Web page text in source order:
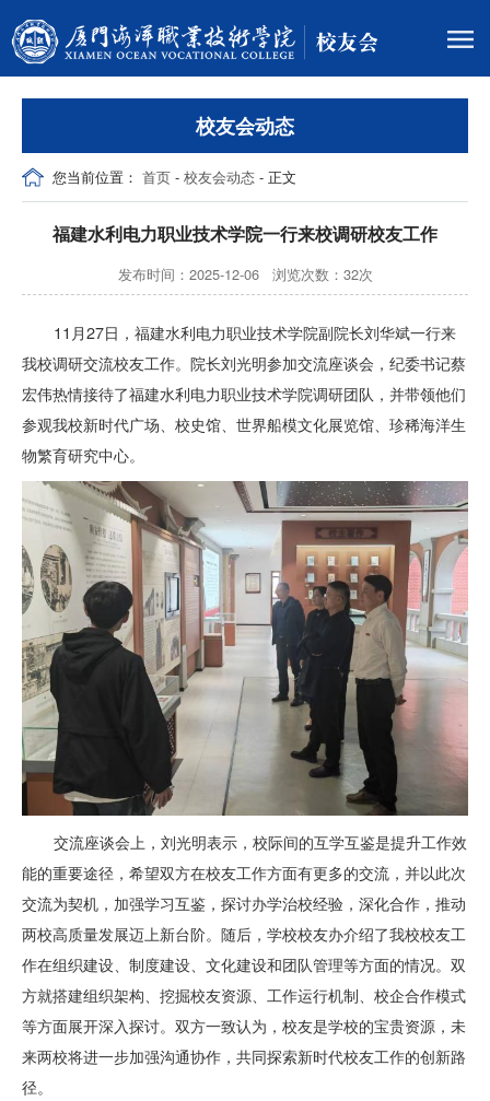
校友会动态
您当前位置： 首页 - 校友会动态 - 正文
福建水利电力职业技术学院一行来校调研校友工作
发布时间：2025-12-06 浏览次数： 32次
11月27日，福建水利电力职业技术学院副院长刘华斌一行来
我校调研交流校友工作。院长刘光明参加交流座谈会，纪委书记蔡
宏伟热情接待了福建水利电力职业技术学院调研团队，并带领他们
参观我校新时代广场、校史馆、世界船模文化展览馆、珍稀海洋生
物繁育研究中心。
交流座谈会上，刘光明表示，校际间的互学互鉴是提升工作效
能的重要途径，希望双方在校友工作方面有更多的交流，并以此次
交流为契机，加强学习互鉴，探讨办学治校经验，深化合作，推动
两校高质量发展迈上新台阶。随后， 学校校友办介绍了我校校友工
作在组织建设、制度建设、文化建设和团队管理等方面的情况。双
方就搭建组织架构、挖掘校友资源、工作运行机制、校企合作模式
等方面展开深入探讨。双方一致认为，校友是学校的宝贵资源，未
来两校将进一步加强沟通协作，共同探索新时代校友工作的创新路
径。